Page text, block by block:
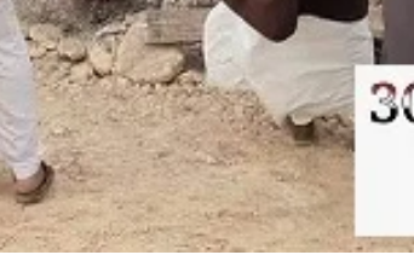
وقوف النائم والمغمى عليه
تهنئة